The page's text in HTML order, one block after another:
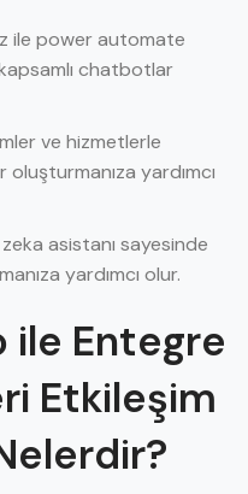
ile power automate
chatbotlar
ve hizmetlerle
yardımcı
asistanı sayesinde
yardımcı olur.
Entegre
Etkileşim